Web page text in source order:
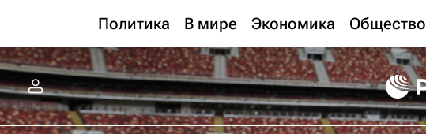
Политика В мире Экономика Общество